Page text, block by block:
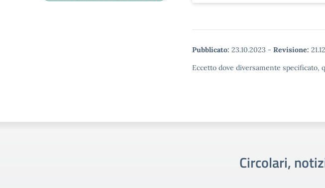
Pubblicato: 23.10.2023 - Revisione:
Eccetto dove diversamente specificato,
Circolari,